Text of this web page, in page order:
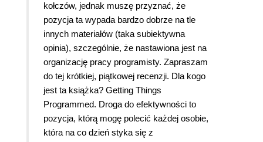
"Getting Things Programmed. Droga do
efektywności" Michała Bartyzela to wartościowa
pozycja dla każdego programisty, który chce lepiej
zarządzać swoją pracą i poprawić efektywność.
Książka oferuje konkretne, sprawdzone
rozwiązania na wyzwania związane z organizacją
pracy, inspirując do samodoskonalenia i rozwoju
zawodowego.
kołczów, jednak muszę przyznać, że
pozycja ta wypada bardzo dobrze na tle
innych materiałów (taka subiektywna
opinia), szczególnie, że nastawiona jest na
organizację pracy programisty. Zapraszam
do tej krótkiej, piątkowej recenzji. Dla kogo
jest ta książka? Getting Things
Programmed. Droga do efektywności to
pozycja, którą mogę polecić każdej osobie,
która na co dzień styka się z